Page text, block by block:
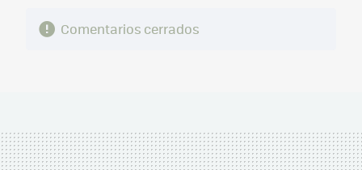
Comentarios cerrados